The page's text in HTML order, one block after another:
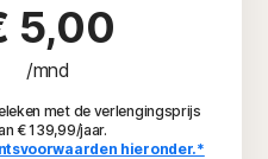
5,00
/mnd
met de verlengingsprijs
€ 139,99/jaar.
hieronder.*